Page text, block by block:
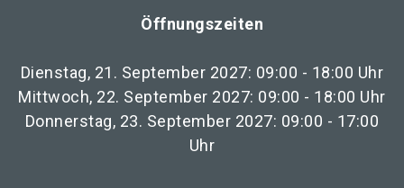
Öffnungszeiten
Dienstag, 21. September 2027: 09:00 - 18:00 Uhr
Mittwoch, 22. September 2027: 09:00 - 18:00 Uhr
Donnerstag, 23. September 2027: 09:00 - 17:00
Uhr